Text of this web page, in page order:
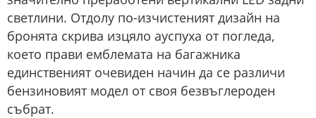
светлини. Отдолу по-изчистеният дизайн на
бронята скрива изцяло ауспуха от погледа,
което прави емблемата на багажника
единственият очевиден начин да се различи
бензиновият модел от своя безвъглероден
събрат.